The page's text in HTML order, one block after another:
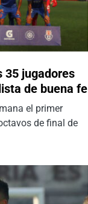
35 jugadores
de buena fe
el primer
de final de